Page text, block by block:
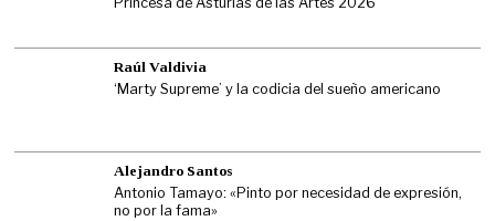
Raúl Valdivia
‘Marty Supreme’ y la codicia del sueño americano
Alejandro Santos
Antonio Tamayo: «Pinto por necesidad de expresión,
no por la fama»